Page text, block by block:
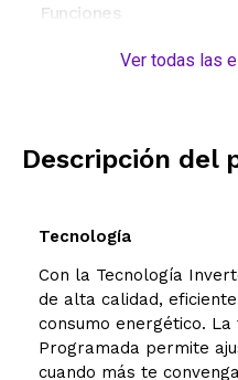
Funciones
DimensionesVer todas las
Descripción del
Tecnología
Con la Tecnología
de alta calidad,
consumo energético. La
Programada permite
cuando más te